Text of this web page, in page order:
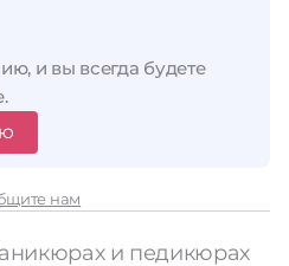
и вы всегда будете
нам
и педикюрах